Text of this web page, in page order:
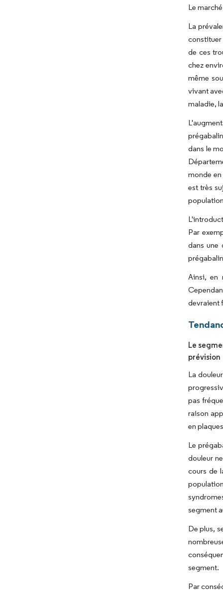
Le
La
constituer
de ces
chez
même
vivant
maladie,
dans le
monde
est très
Par
dans une
Ainsi, en
devraient
Le
prévision
La
pas
raison
en
Le
douleur
cours de
segment
De plus,
segment.
Par